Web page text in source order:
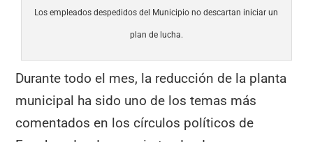
Los empleados despedidos del Municipio no descartan iniciar un
plan de lucha.
Durante todo el mes, la reducción de la planta
municipal ha sido uno de los temas más
comentados en los círculos políticos de